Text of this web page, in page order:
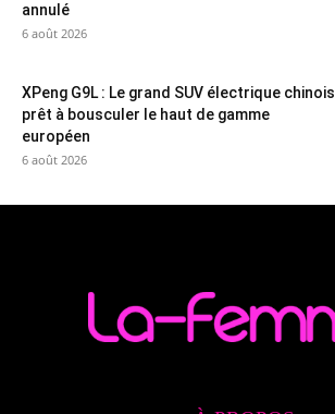
annulé
6 août 2026
XPeng G9L : Le grand SUV électrique chinois
prêt à bousculer le haut de gamme
européen
6 août 2026